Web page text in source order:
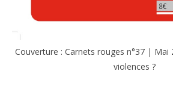
Couverture : Carnets rouges n°37 | Mai
violences ?